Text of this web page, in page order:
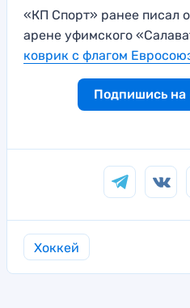
«КП Спорт» ранее писал
арене уфимского
коврик с флагом
Подпишись на
Хоккей